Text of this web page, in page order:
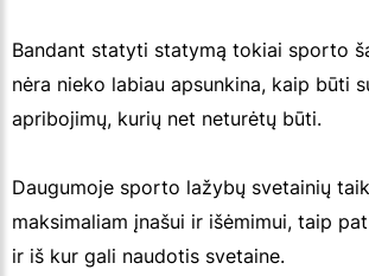
Bandant statyti statymą tokiai sporto
nėra nieko labiau apsunkina, kaip būti
apribojimų, kurių net neturėtų būti.
Daugumoje sporto lažybų svetainių
maksimaliam įnašui ir išėmimui, taip
ir iš kur gali naudotis svetaine.